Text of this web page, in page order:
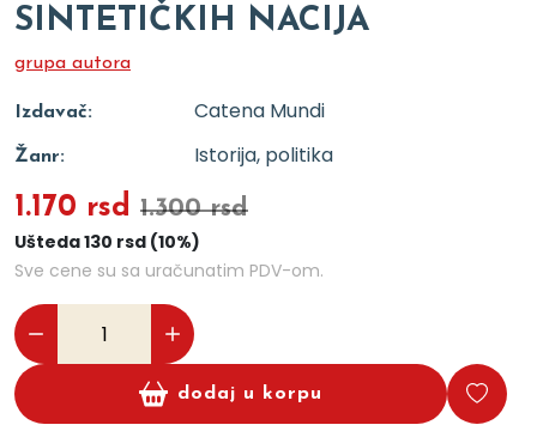
SINTETIČKIH NACIJA
grupa autora
Izdavač: Catena Mundi
Žanr: Istorija, politika
1.170 rsd 1.300 rsd
Ušteda 130 rsd (10%)
Sve cene su sa uračunatim PDV-om.
dodaj u korpu